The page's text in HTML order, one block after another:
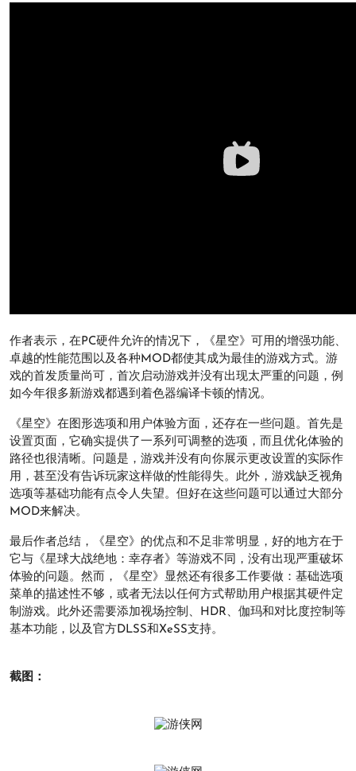
作者表示，在PC硬件允许的情况下，《星空》可用的增强功能、
卓越的性能范围以及各种MOD都使其成为最佳的游戏方式。游
戏的首发质量尚可，首次启动游戏并没有出现太严重的问题，例
如今年很多新游戏都遇到着色器编译卡顿的情况。
《星空》在图形选项和用户体验方面，还存在一些问题。首先是
设置页面，它确实提供了一系列可调整的选项，而且优化体验的
路径也很清晰。问题是，游戏并没有向你展示更改设置的实际作
用，甚至没有告诉玩家这样做的性能得失。此外，游戏缺乏视角
选项等基础功能有点令人失望。但好在这些问题可以通过大部分
MOD来解决。
最后作者总结，《星空》的优点和不足非常明显，好的地方在于
它与《星球大战绝地：幸存者》等游戏不同，没有出现严重破坏
体验的问题。然而，《星空》显然还有很多工作要做：基础选项
菜单的描述性不够，或者无法以任何方式帮助用户根据其硬件定
制游戏。此外还需要添加视场控制、HDR、伽玛和对比度控制等
基本功能，以及官方DLSS和XeSS支持。
截图：